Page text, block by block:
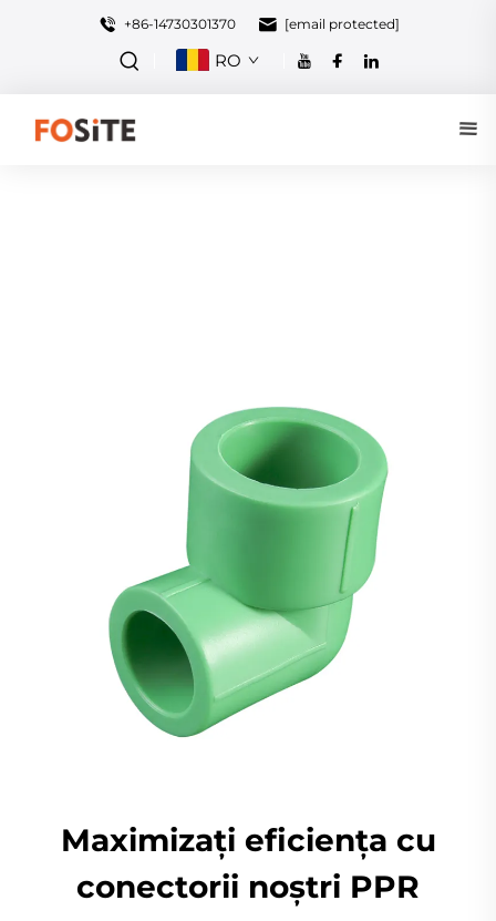
+86-14730301370 [email protected]
RO
Maximizați eficiența cu
conectorii noștri PPR